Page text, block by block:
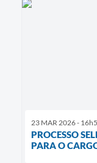
23 MAR 2026 -
PROCESSO
PARA O